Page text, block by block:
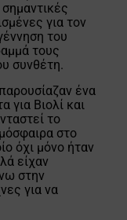
για τον
του
τους
συνθέτη.
ένα
για Βιολί και
το
στο
όχι μόνο ήταν
είχαν
στην
για να